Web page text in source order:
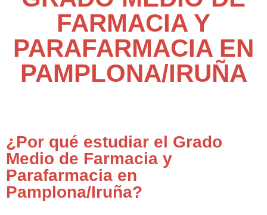
FARMACIA Y
PARAFARMACIA EN
PAMPLONA/IRUÑA
¿Por qué estudiar el Grado
Medio de Farmacia y
Parafarmacia en
Pamplona/Iruña?